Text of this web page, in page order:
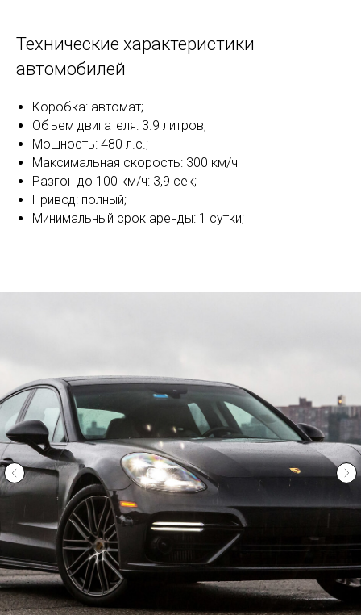
Технические характеристики
автомобилей
Коробка: автомат;
Объем двигателя: 3.9 литров;
Мощность: 480 л.с.;
Максимальная скорость: 300 км/ч
Разгон до 100 км/ч: 3,9 сек;
Привод: полный;
Минимальный срок аренды: 1 сутки;